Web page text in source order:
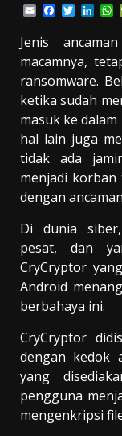
EmailFacebook
Twitter
Jenis
macamnya,
ransomware.
ketika sudah
masuk ke
hal lain juga
tidak ada
menjadi
dengan
Di dunia
pesat, dan
CryCryptor
Android
berbahaya ini.
CryCryptor
dengan kedok
yang
pengguna
mengenkripsi